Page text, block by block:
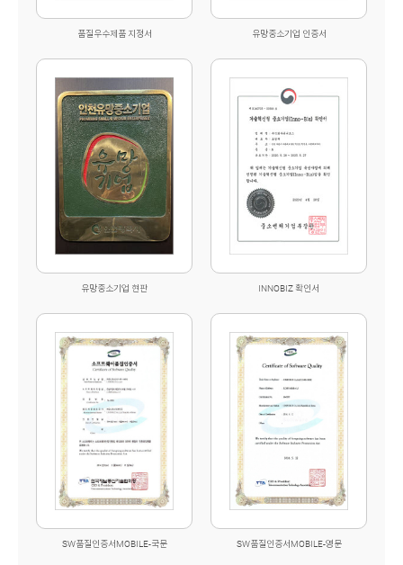
품질우수제품 지정서 유망중소기업 인증서
유망중소기업 현판 INNOBIZ 확인서
SW품질인증서MOBILE-국문 SW품질인증서MOBILE-영문